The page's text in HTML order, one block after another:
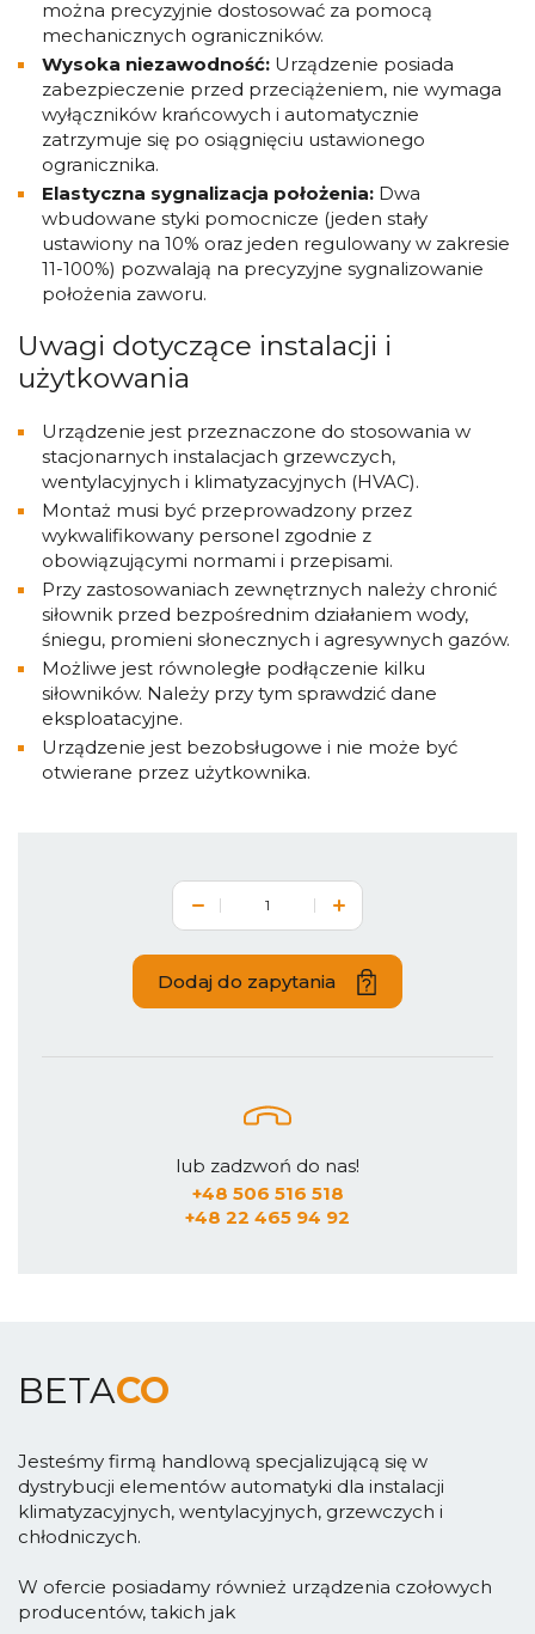
można precyzyjnie dostosować za pomocą
mechanicznych ograniczników.
Wysoka niezawodność: Urządzenie posiada
zabezpieczenie przed przeciążeniem, nie wymaga
wyłączników krańcowych i automatycznie
zatrzymuje się po osiągnięciu ustawionego
ogranicznika.
Elastyczna sygnalizacja położenia: Dwa
wbudowane styki pomocnicze (jeden stały
ustawiony na 10% oraz jeden regulowany w zakresie
11-100%) pozwalają na precyzyjne sygnalizowanie
położenia zaworu.
Uwagi dotyczące instalacji i
użytkowania
Urządzenie jest przeznaczone do stosowania w
stacjonarnych instalacjach grzewczych,
wentylacyjnych i klimatyzacyjnych (HVAC).
Montaż musi być przeprowadzony przez
wykwalifikowany personel zgodnie z
obowiązującymi normami i przepisami.
Przy zastosowaniach zewnętrznych należy chronić
siłownik przed bezpośrednim działaniem wody,
śniegu, promieni słonecznych i agresywnych gazów.
Możliwe jest równoległe podłączenie kilku
siłowników. Należy przy tym sprawdzić dane
eksploatacyjne.
Urządzenie jest bezobsługowe i nie może być
otwierane przez użytkownika.
Dodaj do zapytania
lub zadzwoń do nas!
+48 506 516 518
+48 22 465 94 92
BETACO
Jesteśmy firmą handlową specjalizującą się w
dystrybucji elementów automatyki dla instalacji
klimatyzacyjnych, wentylacyjnych, grzewczych i
chłodniczych.
W ofercie posiadamy również urządzenia czołowych
producentów, takich jak